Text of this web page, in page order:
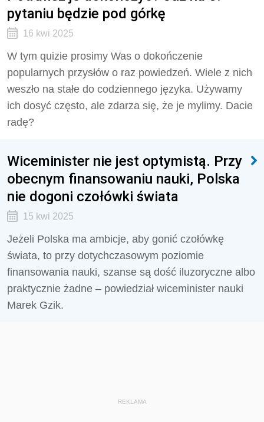
pytaniu będzie pod górkę
16 kwi 2025
W tym quizie prosimy Was o dokończenie
popularnych przysłów o raz powiedzeń. Wiele z nich
weszło na stałe do codziennego języka. Używamy
ich dosyć często, ale zdarza się, że je mylimy. Dacie
radę?
Wiceminister nie jest optymistą. Przy
obecnym finansowaniu nauki, Polska
nie dogoni czołówki świata
15 kwi 2025
Jeżeli Polska ma ambicje, aby gonić czołówkę
świata, to przy dotychczasowym poziomie
finansowania nauki, szanse są dość iluzoryczne albo
praktycznie żadne – powiedział wiceminister nauki
Marek Gzik.
REKLAMA